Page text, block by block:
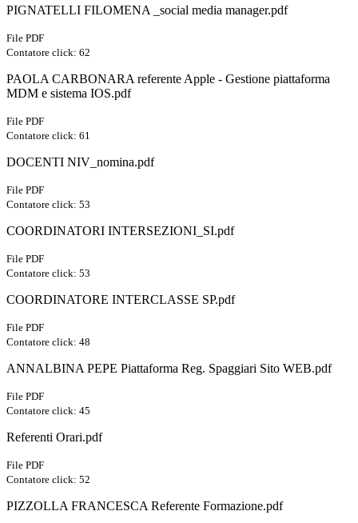
PIGNATELLI FILOMENA _social media manager.pdf
File PDF
Contatore click: 62
PAOLA CARBONARA referente Apple - Gestione piattaforma
MDM e sistema IOS.pdf
File PDF
Contatore click: 61
DOCENTI NIV_nomina.pdf
File PDF
Contatore click: 53
COORDINATORI INTERSEZIONI_SI.pdf
File PDF
Contatore click: 53
COORDINATORE INTERCLASSE SP.pdf
File PDF
Contatore click: 48
ANNALBINA PEPE Piattaforma Reg. Spaggiari Sito WEB.pdf
File PDF
Contatore click: 45
Referenti Orari.pdf
File PDF
Contatore click: 52
PIZZOLLA FRANCESCA Referente Formazione.pdf